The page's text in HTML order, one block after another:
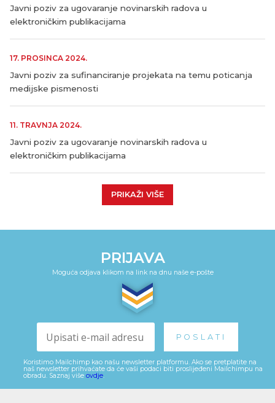
Javni poziv za ugovaranje novinarskih radova u
elektroničkim publikacijama
17. PROSINCA 2024.
Javni poziv za sufinanciranje projekata na temu poticanja
medijske pismenosti
11. TRAVNJA 2024.
Javni poziv za ugovaranje novinarskih radova u
elektroničkim publikacijama
PRIKAŽI VIŠE
PRIJAVA
Moguća odjava klikom na link na dnu naše e-pošte
Koristimo Mailchimp kao našu newsletter platformu. Ako se pretplatite na
naš newsletter prihvaćate da će vaši podaci biti proslijeđeni Mailchimpu na
obradu. Saznaj više ovdje.